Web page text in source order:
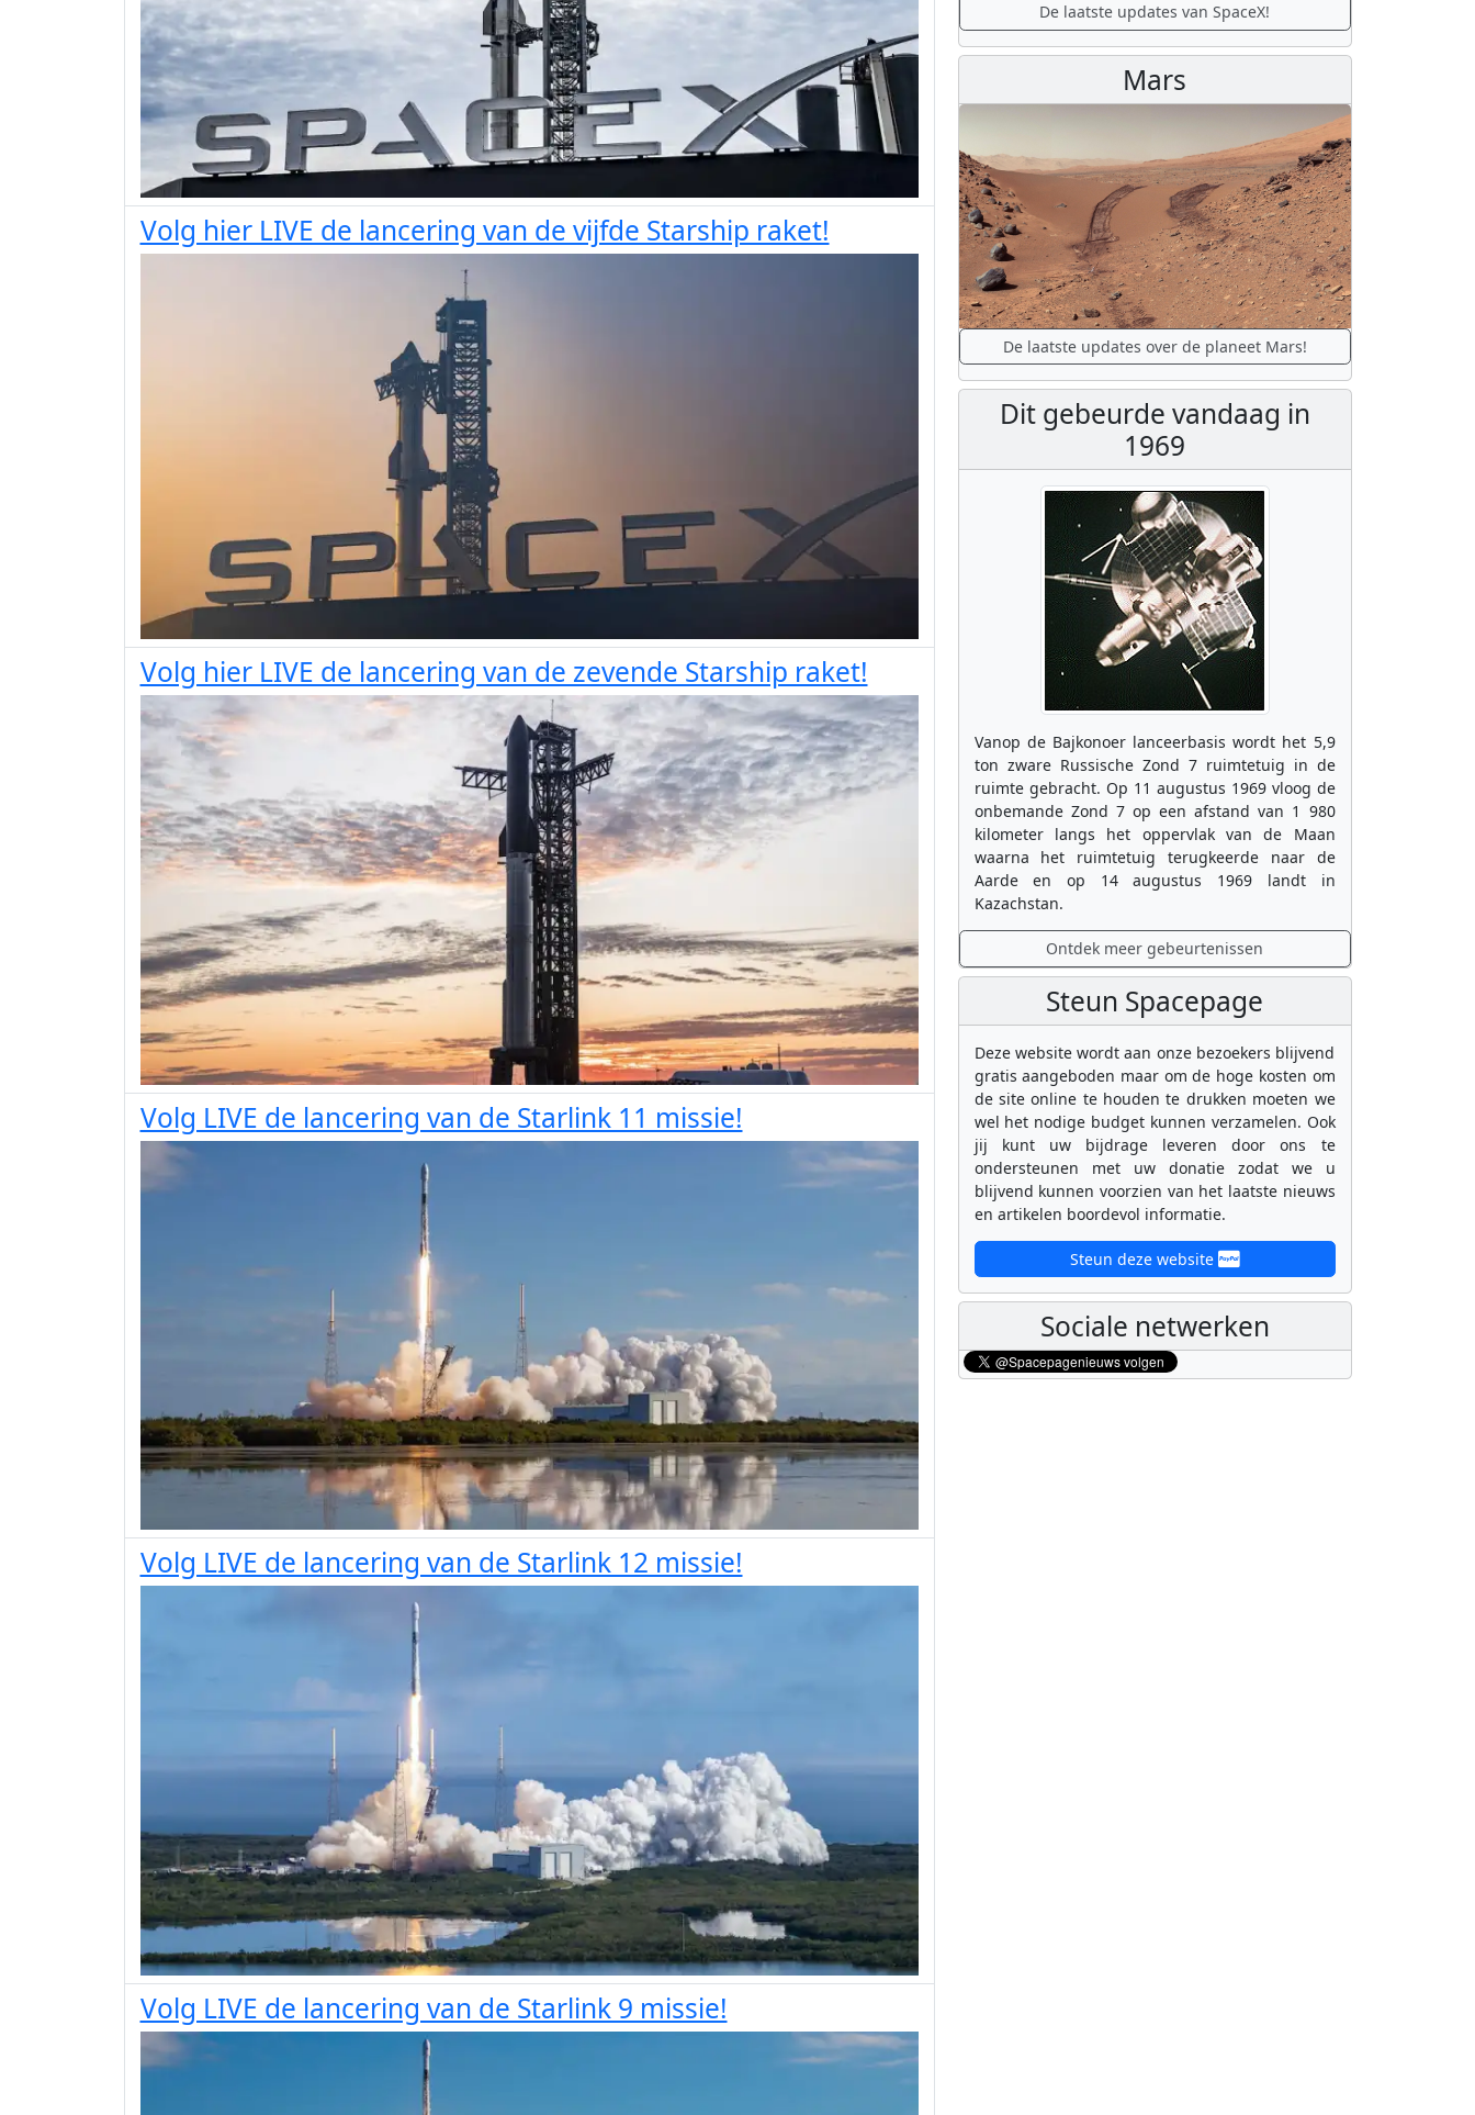
Volg hier LIVE de lancering van de vijfde Starship raket!
Volg hier LIVE de lancering van de zevende Starship raket!
Volg LIVE de lancering van de Starlink 11 missie!
Volg LIVE de lancering van de Starlink 12 missie!
Volg LIVE de lancering van de Starlink 9 missie!
De laatste updates van SpaceX!
Mars
De laatste updates over de planeet Mars!
Dit gebeurde vandaag in
1969
Vanop de Bajkonoer lanceerbasis wordt het 5,9
ton zware Russische Zond 7 ruimtetuig in de
ruimte gebracht. Op 11 augustus 1969 vloog de
onbemande Zond 7 op een afstand van 1 980
kilometer langs het oppervlak van de Maan
waarna het ruimtetuig terugkeerde naar de
Aarde en op 14 augustus 1969 landt in
Kazachstan.
Ontdek meer gebeurtenissen
Steun Spacepage
Deze website wordt aan onze bezoekers blijvend
gratis aangeboden maar om de hoge kosten om
de site online te houden te drukken moeten we
wel het nodige budget kunnen verzamelen. Ook
jij kunt uw bijdrage leveren door ons te
ondersteunen met uw donatie zodat we u
blijvend kunnen voorzien van het laatste nieuws
en artikelen boordevol informatie.
Steun deze website
Sociale netwerken